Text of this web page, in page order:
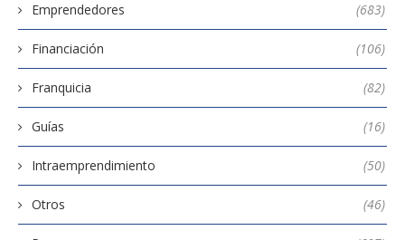
Emprendedores (683)
Financiación (106)
Franquicia (82)
Guías (16)
Intraemprendimiento (50)
Otros (46)